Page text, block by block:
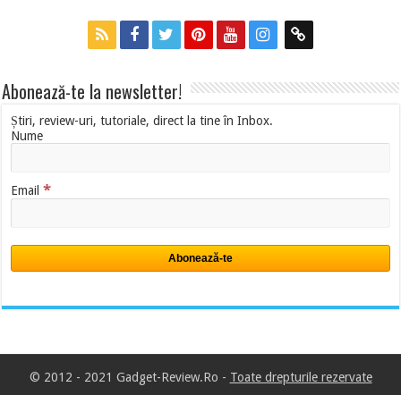
Abonează-te la newsletter!
Știri, review-uri, tutoriale, direct la tine în Inbox.
Nume
Email*
© 2012 - 2021 Gadget-Review.Ro - Toate drepturile rezervate